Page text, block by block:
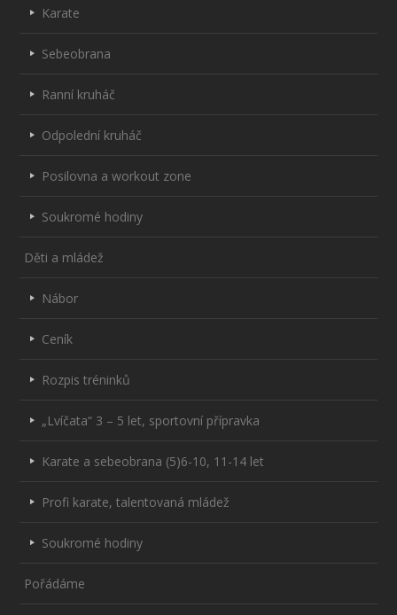
Karate
Sebeobrana
Ranní kruháč
Odpolední kruháč
Posilovna a workout zone
Soukromé hodiny
Děti a mládež
Nábor
Ceník
Rozpis tréninků
„Lvíčata“ 3 – 5 let, sportovní přípravka
Karate a sebeobrana (5)6-10, 11-14 let
Profi karate, talentovaná mládež
Soukromé hodiny
Pořádáme